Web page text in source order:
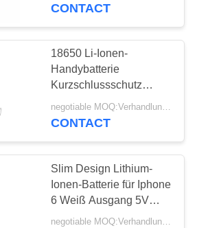
CONTACT
18650 Li-Ionen-
Handybatterie
Kurzschlussschutz
Lithiumbatterie Telefon
negotiable MOQ:Verhandlungsfähig
CONTACT
Slim Design Lithium-
Ionen-Batterie für Iphone
6 Weiß Ausgang 5V
6.2x2.9x0.2cm
negotiable MOQ:Verhandlungsfähig